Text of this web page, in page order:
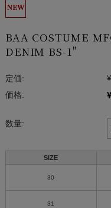
BAA COSTUME
DENIM BS-1"
定価:
価格:
数量:
SIZE
30
31